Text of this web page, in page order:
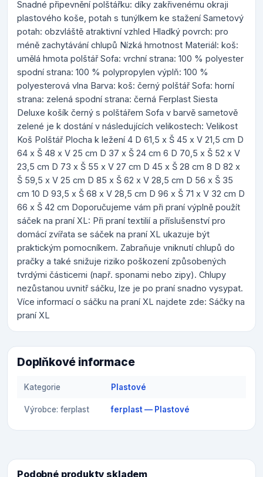
Snadné připevnění polštářku: díky zakřivenému okraji
plastového koše, potah s tunýlkem ke stažení Sametový
potah: obzvláště atraktivní vzhled Hladký povrch: pro
méně zachytávání chlupů Nízká hmotnost Materiál: koš:
umělá hmota polštář Sofa: vrchní strana: 100 % polyester
spodní strana: 100 % polypropylen výplň: 100 %
polyesterová vlna Barva: koš: černý polštář Sofa: horní
strana: zelená spodní strana: černá Ferplast Siesta
Deluxe košík černý s polštářem Sofa v barvě sametově
zelené je k dostání v následujících velikostech: Velikost
Koš Polštář Plocha k ležení 4 D 61,5 x Š 45 x V 21,5 cm D
64 x Š 48 x V 25 cm D 37 x Š 24 cm 6 D 70,5 x Š 52 x V
23,5 cm D 73 x Š 55 x V 27 cm D 45 x Š 28 cm 8 D 82 x
Š 59,5 x V 25 cm D 85 x Š 62 x V 28,5 cm D 56 x Š 35
cm 10 D 93,5 x Š 68 x V 28,5 cm D 96 x Š 71 x V 32 cm D
66 x Š 42 cm Doporučujeme vám při praní výplně použít
sáček na praní XL: Při praní textilií a příslušenství pro
domácí zvířata se sáček na praní XL ukazuje být
praktickým pomocníkem. Zabraňuje vniknutí chlupů do
pračky a také snižuje riziko poškození způsobených
tvrdými částicemi (např. sponami nebo zipy). Chlupy
nezůstanou uvnitř sáčku, lze je po praní snadno vysypat.
Více informací o sáčku na praní XL najdete zde: Sáčky na
praní XL
Doplňkové informace
Kategorie Plastové
Výrobce: ferplast ferplast — Plastové
Podobné produkty skladem